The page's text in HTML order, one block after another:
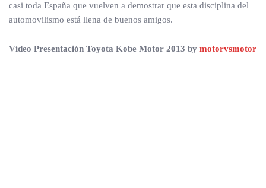
casi toda España que vuelven a demostrar que esta disciplina del
automovilismo está llena de buenos amigos.
Vídeo Presentación Toyota Kobe Motor 2013 by motorvsmotor